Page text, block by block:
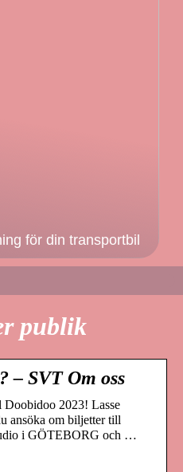
för din transportbil
publik
– SVT Om oss
2023! Lasse
ansöka om biljetter till
i GÖTEBORG och …